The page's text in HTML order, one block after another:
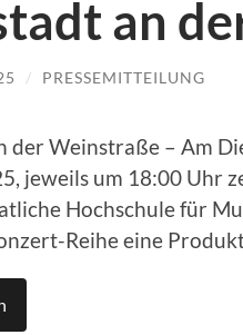
an
/ PRESSEMITTEILUNG
der Weinstraße – Am
jeweils um 18:00 Uhr
Hochschule für
Reihe eine